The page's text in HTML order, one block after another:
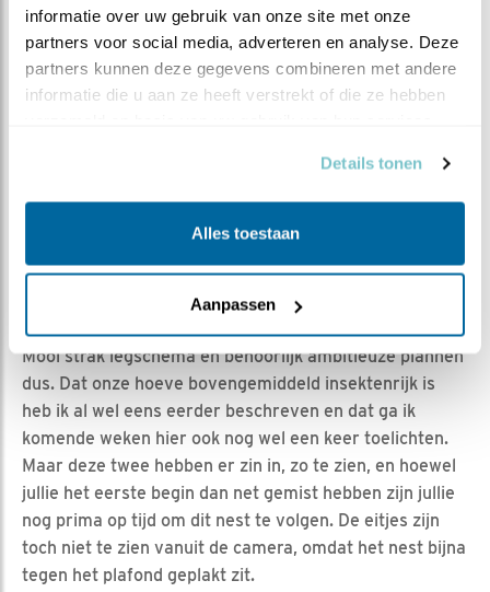
informatie over uw gebruik van onze site met onze
partners voor social media, adverteren en analyse. Deze
partners kunnen deze gegevens combineren met andere
informatie die u aan ze heeft verstrekt of die ze hebben
Details tonen
Alles toestaan
Aanpassen
gekozen heeft.
3 juni (10:00h/20:00h) 0 / --
4 juni (10:00h/20:00h) 1 / 1
7 juni (10:00h/20:00h) 4 / 4
8 juni (10:00h/20:00h) 5 / 5
9 juni (10:00h/20:00h) 5 / 5
Mooi strak legschema en behoorlijk ambitieuze plannen
dus. Dat onze hoeve bovengemiddeld insektenrijk is
heb ik al wel eens eerder beschreven en dat ga ik
komende weken hier ook nog wel een keer toelichten.
Maar deze twee hebben er zin in, zo te zien, en hoewel
jullie het eerste begin dan net gemist hebben zijn jullie
nog prima op tijd om dit nest te volgen. De eitjes zijn
toch niet te zien vanuit de camera, omdat het nest bijna
tegen het plafond geplakt zit.